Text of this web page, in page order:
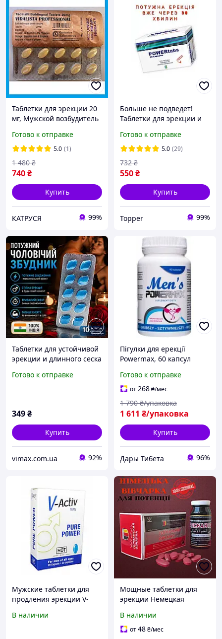
Таблетки для эрекции 20
мг, Мужской возбудитель
усиления эрекции,
Интимные игрушки
Готово к отправке
5.0 (1)
740₴
1 480 ₴
Купить
КАТРУСЯ 99%
Больше не подведет!
Таблетки для эрекции и
Стойкий результат уже
после первого приема
PowerTabs 2 капс
Готово к отправке
5.0 (29)
550₴
732 ₴
Купить
Topper 99%
Таблетки для устойчивой
эрекции и длинного сеска
блистер
Готово к отправке
349₴
Купить
vimax.com.ua 92%
Пігулки для ерекції
Powermax, 60 капсул
Готово к отправке
от268₴/мес
1 611 ₴/упаковка
1 790 ₴/упаковка
Купить
Дары Тибета 96%
Мужские таблетки для
продления эрекции V-
В наличии
Мощные таблетки для
эрекции Немецкая
Мужской возбудитель
Оригинал
В наличии
от48₴/мес